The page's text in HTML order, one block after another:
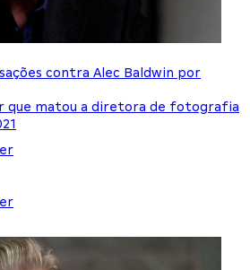
contra Alec Baldwin por
que matou a diretora de fotografia